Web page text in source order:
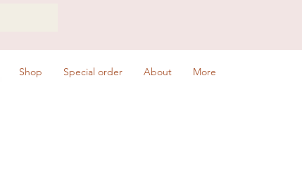
Shop Special order About More